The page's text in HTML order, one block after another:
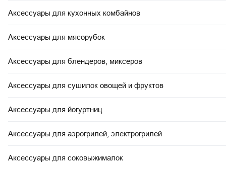
Аксессуары для кухонных комбайнов
Аксессуары для мясорубок
Аксессуары для блендеров, миксеров
Аксессуары для сушилок овощей и фруктов
Аксессуары для йогуртниц
Аксессуары для аэрогрилей, электрогрилей
Аксессуары для соковыжималок